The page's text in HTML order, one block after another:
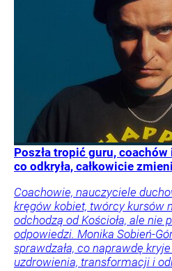
Poszła tropić guru,
co odkryła, całkowicie
Coachowie, nauczyciele
kręgów kobiet, twórcy kursów
odchodzą od Kościoła, ale nie
odpowiedzi. Monika Sobień-
sprawdzała, co naprawdę
uzdrowienia, transformacji i